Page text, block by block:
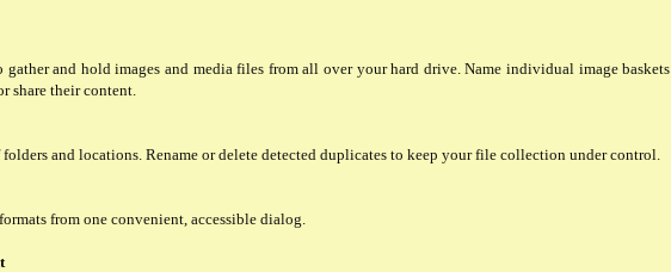
gather and hold images and media files from all over your hard drive. Name individual image baskets
share their content.
and locations. Rename or delete detected duplicates to keep your file collection under control.
from one convenient, accessible dialog.